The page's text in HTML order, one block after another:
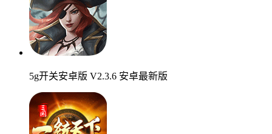
5g开关安卓版 V2.3.6 安卓最新版